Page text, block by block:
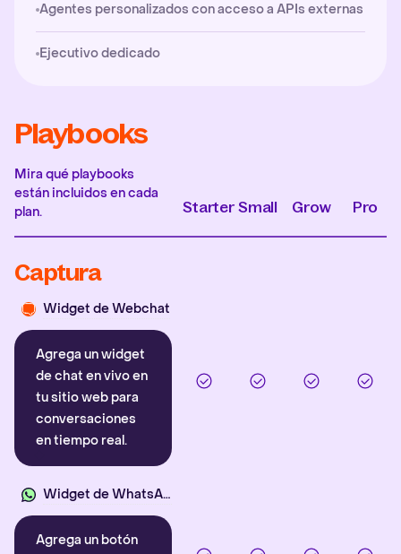
Agentes personalizados con acceso a APIs externas
Ejecutivo dedicado
Playbooks
Mira qué playbooks
están incluidos en cada
plan.
Starter Small Grow Pro
Captura
Widget de Webchat
Agrega un widget
de chat en vivo en
tu sitio web para
conversaciones
en tiempo real.
Widget de WhatsApp
Agrega un botón